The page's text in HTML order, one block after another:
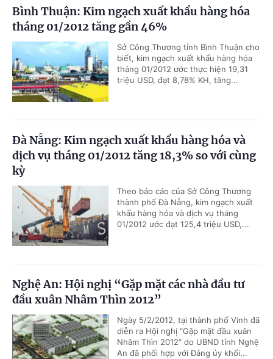
Bình Thuận: Kim ngạch xuất khẩu hàng hóa
tháng 01/2012 tăng gần 46%
Sở Công Thương tỉnh Bình Thuận cho
biết, kim ngạch xuất khẩu hàng hóa
tháng 01/2012 ước thực hiện 19,31
triệu USD, đạt 8,78% KH, tăng...
Đà Nẵng: Kim ngạch xuất khẩu hàng hóa và
dịch vụ tháng 01/2012 tăng 18,3% so với cùng
kỳ
Theo báo cáo của Sở Công Thương
thành phố Đà Nẵng, kim ngạch xuất
khẩu hàng hóa và dịch vụ tháng
01/2012 ước đạt 125,4 triệu USD,...
Nghệ An: Hội nghị “Gặp mặt các nhà đầu tư
đầu xuân Nhâm Thìn 2012”
Ngày 5/2/2012, tại thành phố Vinh đã
diễn ra Hội nghị “Gặp mặt đầu xuân
Nhâm Thìn 2012” do UBND tỉnh Nghệ
An đã phối hợp với Đảng ủy khối...